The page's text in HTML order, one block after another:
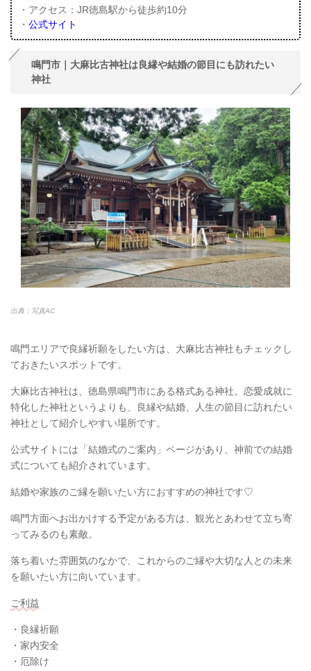
・アクセス：JR徳島駅から徒歩約10分
・ 公式サイト
鳴門市｜大麻比古神社は良縁や結婚の節目にも訪れたい
神社
出典：写真AC
鳴門エリアで良縁祈願をしたい方は、大麻比古神社もチェックし
ておきたいスポットです。
大麻比古神社は、徳島県鳴門市にある格式ある神社。恋愛成就に
特化した神社というよりも、良縁や結婚、人生の節目に訪れたい
神社として紹介しやすい場所です。
公式サイトには「結婚式のご案内」ページがあり、神前での結婚
式についても紹介されています。
結婚や家族のご縁を願いたい方におすすめの神社です♡
鳴門方面へお出かけする予定がある方は、観光とあわせて立ち寄
ってみるのも素敵。
落ち着いた雰囲気のなかで、これからのご縁や大切な人との未来
を願いたい方に向いています。
ご利益
・良縁祈願
・家内安全
・厄除け